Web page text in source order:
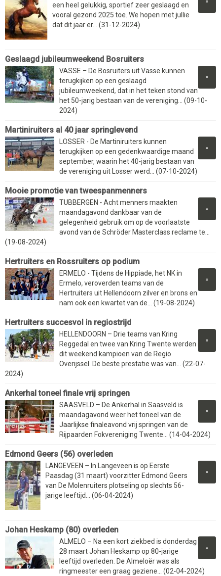
»
een heel gelukkig, sportief zeer geslaagd en
vooral gezond 2025 toe. We hopen met jullie
dat dit jaar er... (31-12-2024)
Geslaagd jubileumweekend Bosruiters
»
VASSE – De Bosruiters uit Vasse kunnen
terugkijken op een geslaagd
jubileumweekend, dat in het teken stond van
het 50-jarig bestaan van de vereniging... (09-10-
2024)
Martiniruiters al 40 jaar springlevend
»
LOSSER - De Martiniruiters kunnen
terugkijken op een gedenkwaardige maand
september, waarin het 40-jarig bestaan van
de vereniging uit Losser werd... (07-10-2024)
Mooie promotie van tweespanmenners
»
TUBBERGEN - Acht menners maakten
maandagavond dankbaar van de
gelegenheid gebruik om op de voorlaatste
avond van de Schröder Masterclass reclame te...
(19-08-2024)
Hertruiters en Rossruiters op podium
»
ERMELO - Tijdens de Hippiade, het NK in
Ermelo, veroverden teams van de
Hertruiters uit Hellendoorn zilver en brons en
nam ook een kwartet van de... (19-08-2024)
Hertruiters succesvol in regiostrijd
»
HELLENDOORN – Drie teams van Kring
Reggedal en twee van Kring Twente werden
dit weekend kampioen van de Regio
Overijssel. De beste prestatie was van... (22-07-
2024)
Ankerhal toneel finale vrij springen
»
SAASVELD – De Ankerhal in Saasveld is
maandagavond weer het toneel van de
Jaarlijkse finaleavond vrij springen van de
Rijpaarden Fokvereniging Twente... (14-04-2024)
Edmond Geers (56) overleden
»
LANGEVEEN – In Langeveen is op Eerste
Paasdag (31 maart) voorzitter Edmond Geers
van De Molenruiters plotseling op slechts 56-
jarige leeftijd... (06-04-2024)
Johan Heskamp (80) overleden
»
ALMELO – Na een kort ziekbed is donderdag
28 maart Johan Heskamp op 80-jarige
leeftijd overleden. De Almeloër was als
ringmeester een graag geziene... (02-04-2024)